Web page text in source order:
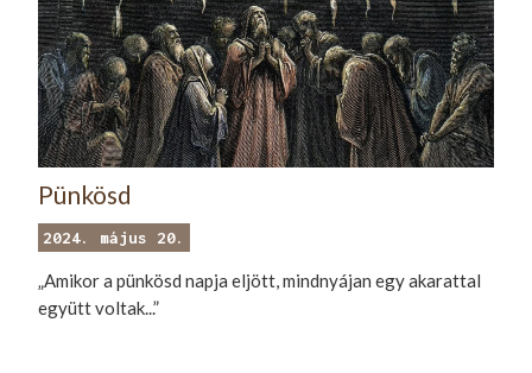
Pünkösd
2024. május 20.
„Amikor a pünkösd napja eljött, mindnyájan egy akarattal
együtt voltak...”